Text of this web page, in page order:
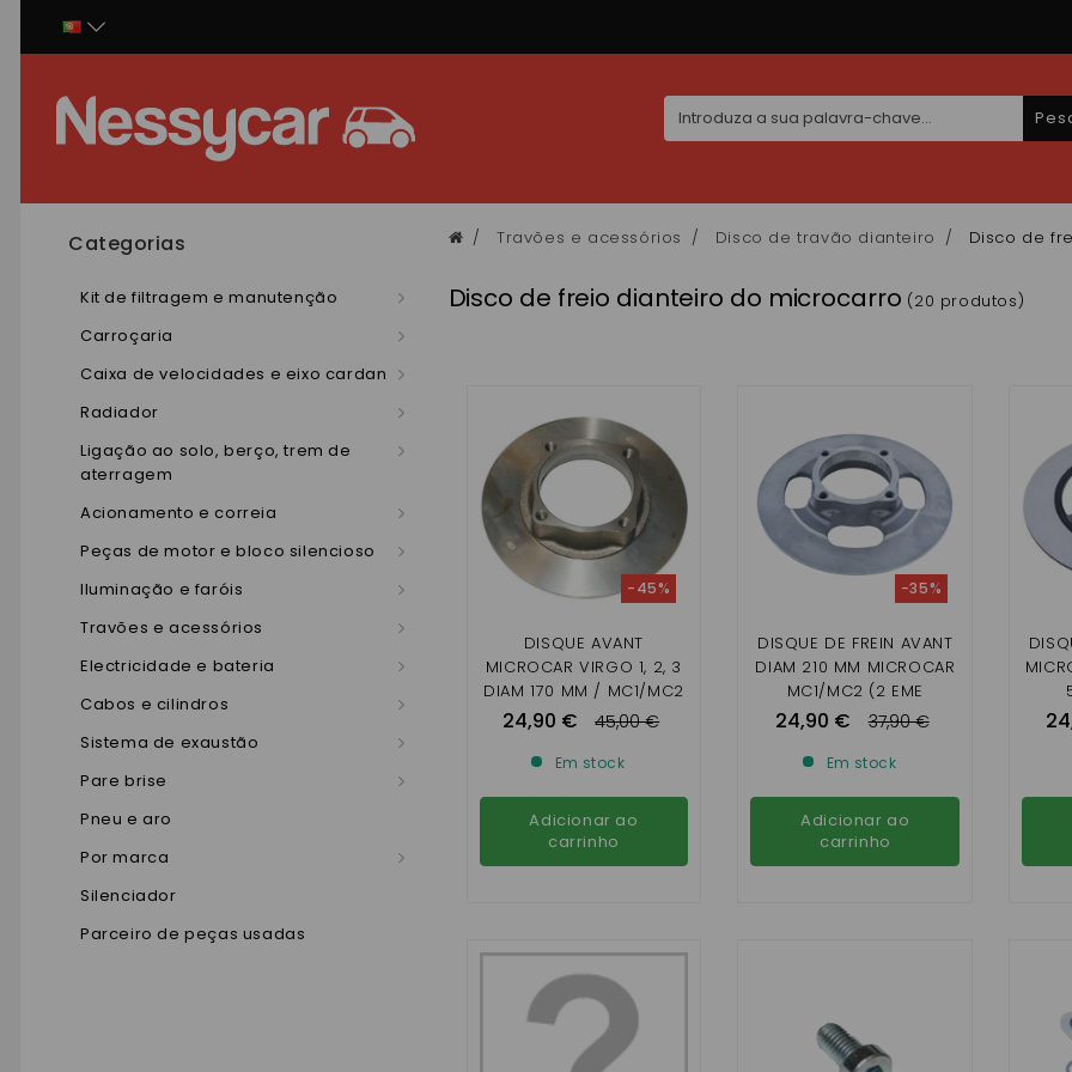
Categorias
Kit de filtragem e manutenção
Carroçaria
Caixa de velocidades e eixo cardan
Radiador
Ligação ao solo, berço, trem de
aterragem
Acionamento e correia
Peças de motor e bloco silencioso
Iluminação e faróis
Travões e acessórios
Electricidade e bateria
Cabos e cilindros
Sistema de exaustão
Pare brise
Pneu e aro
Por marca
Silenciador
Parceiro de peças usadas
Travões e acessórios Disco de travão dianteiro Disco de
Disco de freio dianteiro do microcarro (20 produtos)
DISQUE AVANT
MICROCAR VIRGO 1, 2, 3
DIAM 170 MM / MC1/MC2
(1 MONTAGE), JDM TITANE
24,90 €
-45%
45,00 €
Em stock
Adicionar ao
carrinho
DISQUE DE FREIN AVANT
DIAM 210 MM MICROCAR
MC1/MC2 (2 EME
MONTAGE) ET JDM
24,90 €
-35%
37,90 €
Em stock
Adicionar ao
carrinho